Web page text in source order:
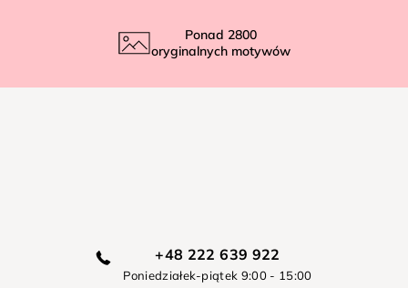
Ponad 2800
oryginalnych motywów
+48 222 639 922
Poniedziałek-piątek 9:00 - 15:00